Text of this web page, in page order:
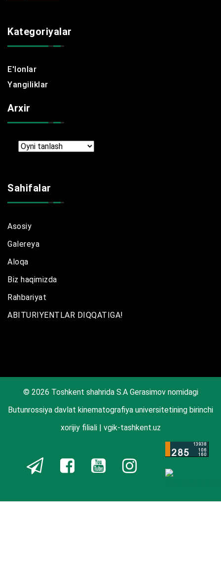
Kategoriyalar
E'lonlar
Yangiliklar
Arxir
Arxir
Sahifalar
Asosiy
Galereya
Aloqa
Biz haqimizda
Rahbariyat
ABITURIYENTLAR DIQQATIGA!
© 2026 Toshkent shahrida S.A Gerasimov nomidagi
Butunrossiya davlat kinematografiya universitetining birinchi
xorijiy filiali | vgik-tashkent.uz